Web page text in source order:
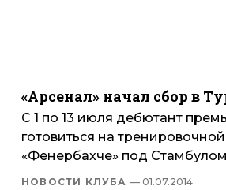
«Арсенал» начал сбор в
С 1 по 13 июля дебютант
готовиться на
«Фенербахче» под
НОВОСТИ КЛУБА — 01.07.2014